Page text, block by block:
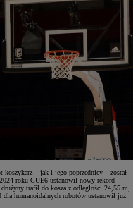
koszykarz – jak i jego poprzednicy – został
roku CUE6 ustanowił nowy rekord
trafił do kosza z odległości 24,55 m,
humanoidalnych robotów ustanowił już